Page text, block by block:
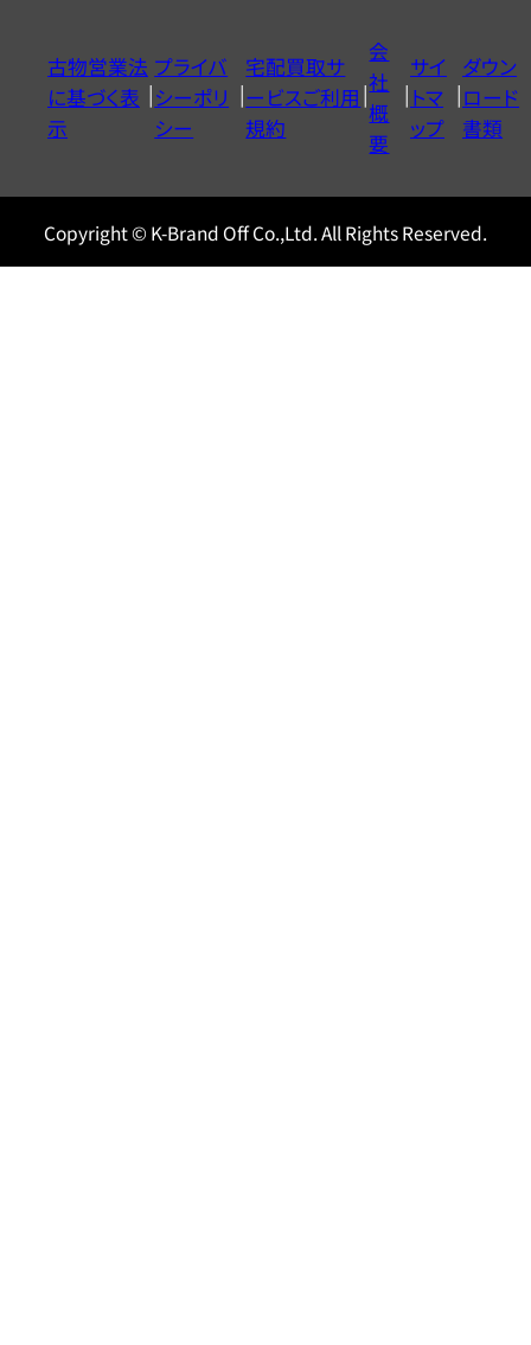
ヤ
ル
0120604117
古物営業法
に基づく表
示
プライバ
シーポリ
シー
宅配買取サ
ービスご利用
規約
会
社
概
要
サイ
トマ
ップ
ダウン
ロード
書類
Copyright © K-Brand Off Co.,Ltd. All Rights Reserved.